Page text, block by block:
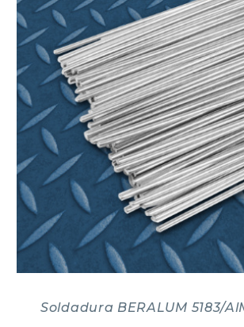
Soldadura BERALUM 5183/